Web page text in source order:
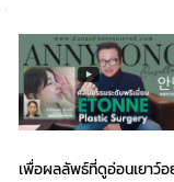
เพื่อผลลัพธ์ที่ดูอ่อนเยาว์อ